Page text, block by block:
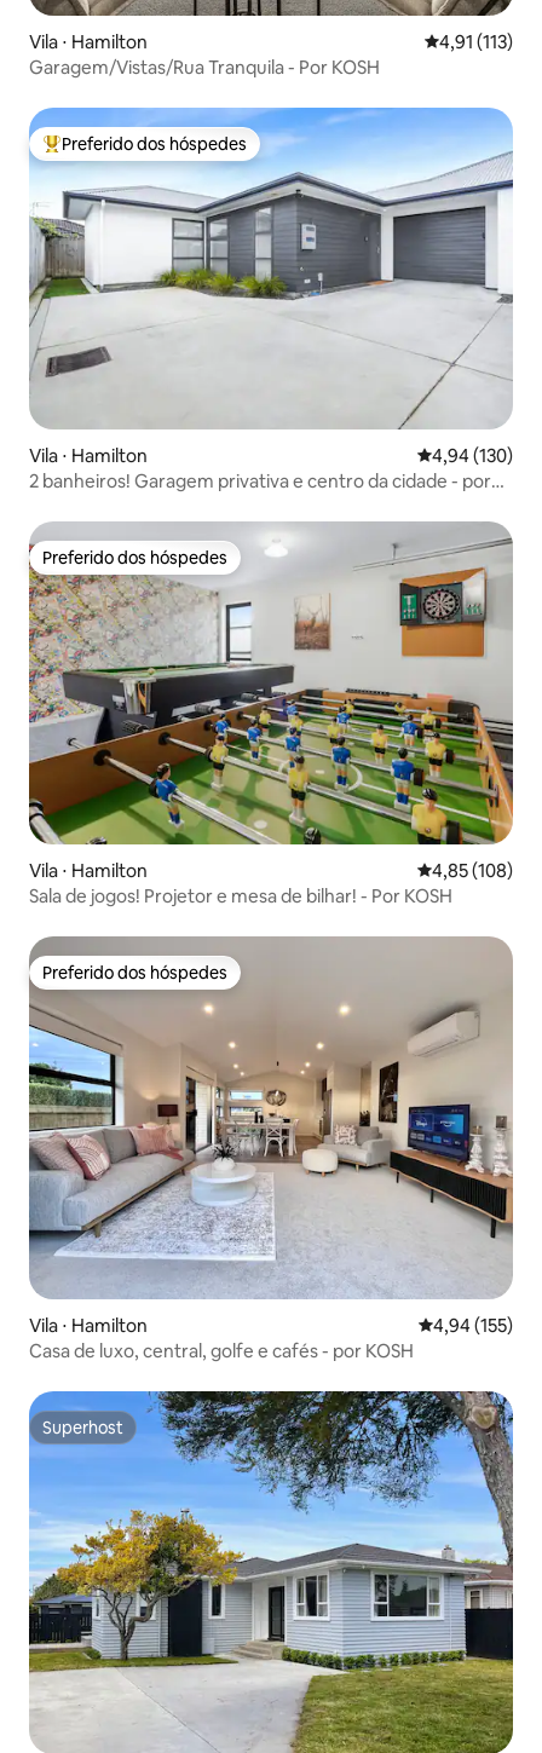
Vila ⋅ Hamilton 4,91 de uma
4,91 (113)
Garagem/Vistas/Rua Tranquila - Por KOSH
Entre os melhores preferidos dos hóspedes
Preferido dos hóspedes
Vila ⋅ Hamilton 4,94 de uma
4,94 (130)
2 banheiros! Garagem privativa e centro da cidade - por
Preferido dos hóspedes
Preferido dos hóspedes
Vila ⋅ Hamilton 4,85 de uma
4,85 (108)
Sala de jogos! Projetor e mesa de bilhar! - Por KOSH
Preferido dos hóspedes
Preferido dos hóspedes
Vila ⋅ Hamilton 4,94 de uma
4,94 (155)
Casa de luxo, central, golfe e cafés - por KOSH
Superhost
Superhost